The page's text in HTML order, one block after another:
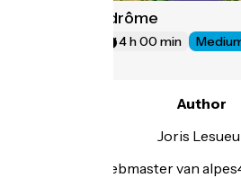
Die / Valdrôme
4 h 00 min
Author
Joris
webmaster van